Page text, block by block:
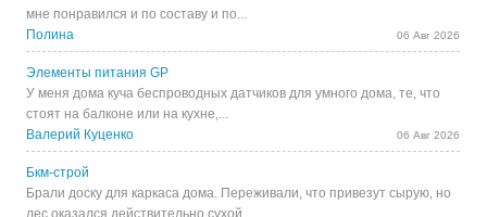
мне понравился и по составу и по...
Полина
06 Авг 2026
Элементы питания GP
У меня дома куча беспроводных датчиков для умного дома, те, что
стоят на балконе или на кухне,...
Валерий Куценко
06 Авг 2026
Бкм-строй
Брали доску для каркаса дома. Переживали, что привезут сырую, но